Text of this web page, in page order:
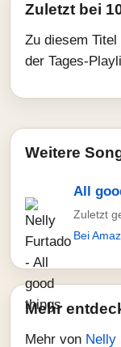
Zuletzt bei
Zu diesem
der Tages-
Weitere
All
Zuletzt
Bei
Mehr
Mehr von Nelly